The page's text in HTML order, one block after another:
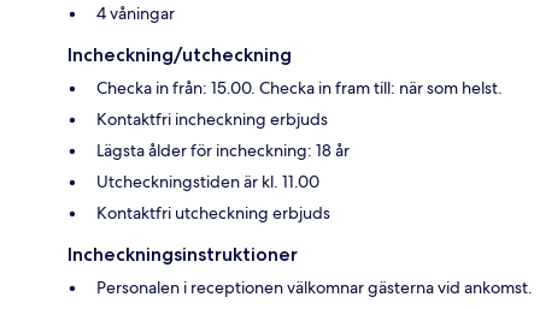
4 våningar
Incheckning/utcheckning
Checka in från: 15.00. Checka in fram till: när som helst.
Kontaktfri incheckning erbjuds
Lägsta ålder för incheckning: 18 år
Utcheckningstiden är kl. 11.00
Kontaktfri utcheckning erbjuds
Incheckningsinstruktioner
Personalen i receptionen välkomnar gästerna vid ankomst.